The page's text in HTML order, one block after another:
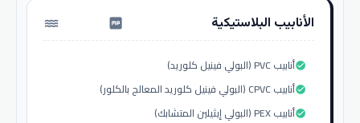
الأنابيب البلاستيكية water_pump
أنابيب PVC (البولي فينيل كلوريد)check_circle
أنابيب CPVC (البولي فينيل كلوريد المعالج بالكلور)check_circle
أنابيب PEX (البولي إيثيلين المتشابك)check_circle